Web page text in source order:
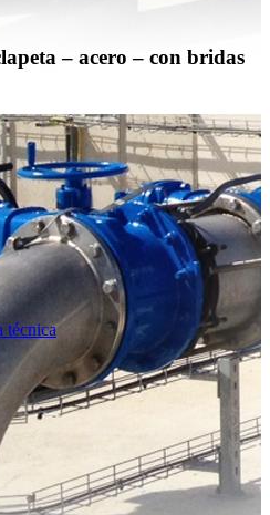
– acero – con bridas
técnica